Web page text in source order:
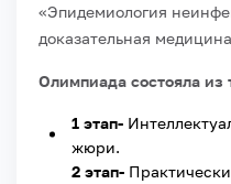
«Эпидемиология
доказательная
Олимпиада состояла из
1 этап-
жюри.
2 этап-